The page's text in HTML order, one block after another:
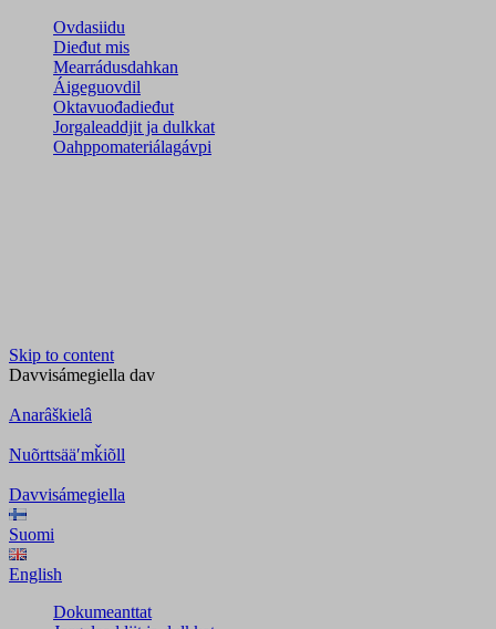
Ovdasiidu
Dieđut mis
Mearrádusdahkan
Áigeguovdil
Oktavuođadieđut
Jorgaleaddjit ja dulkkat
Oahppomateriálagávpi
Skip to content
Davvisámegiella dav
Anarâškielâ
Nuõrttsääʹmǩiõll
Davvisámegiella
Suomi
English
Dokumeanttat